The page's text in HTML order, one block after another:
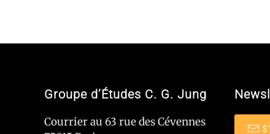
Groupe d’Études C. G. Jung
Courrier au 63 rue des Cévennes